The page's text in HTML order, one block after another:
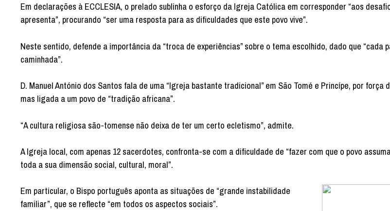
Em declarações à ECCLESIA, o prelado sublinha o esforço da Igreja Católica em corresponder “aos
apresenta”, procurando “ser uma resposta para as dificuldades que este povo vive”.
Neste sentido, defende a importância da “troca de experiências” sobre o tema escolhido, dado que “cada
caminhada”.
D. Manuel António dos Santos fala de uma “Igreja bastante tradicional” em São Tomé e Princípe, por força
mas ligada a um povo de “tradição africana”.
“A cultura religiosa são-tomense não deixa de ter um certo ecletismo”, admite.
A Igreja local, com apenas 12 sacerdotes, confronta-se com a dificuldade de “fazer com que o povo
toda a sua dimensão social, cultural, moral”.
Em particular, o Bispo português aponta as situações de “grande instabilidade
familiar”, que se reflecte “em todos os aspectos sociais”.